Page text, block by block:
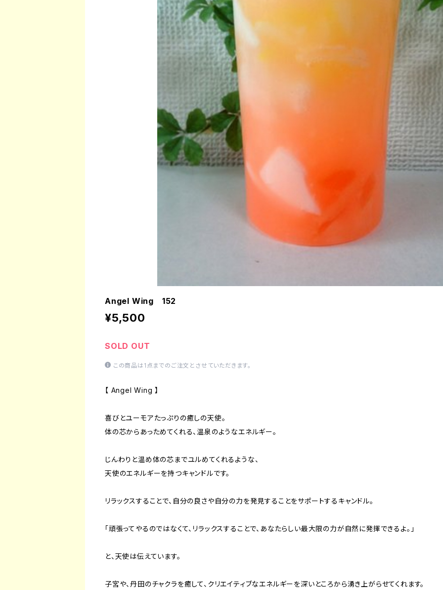
Angel Wing 152
¥5,500
SOLD OUT
この商品は1点までのご注文とさせていただきます。
【 Angel Wing 】
喜びとユーモアたっぷりの癒しの天使。
体の芯からあっためてくれる、温泉のようなエネルギー。
じんわりと温め体の芯までユルめてくれるような、
天使のエネルギーを持つキャンドルです。
リラックスすることで、自分の良さや自分の力を発見することをサポートするキャンドル。
「頑張ってやるのではなくて、リラックスすることで、あなたらしい最大限の力が自然に発揮できるよ。」
と、天使は伝えています。
子宮や、丹田のチャクラを癒して、クリエイティブなエネルギーを深いところから湧き上がらせてくれます。